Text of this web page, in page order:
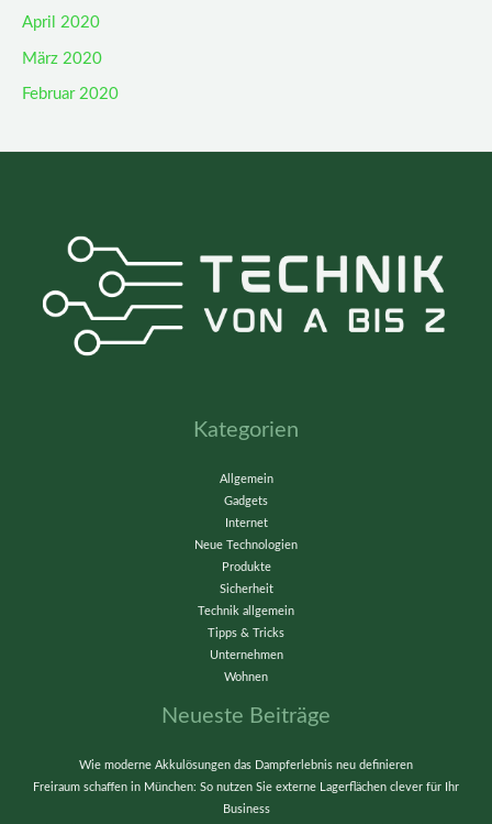
April 2020
März 2020
Februar 2020
Kategorien
Allgemein
Gadgets
Internet
Neue Technologien
Produkte
Sicherheit
Technik allgemein
Tipps & Tricks
Unternehmen
Wohnen
Neueste Beiträge
Wie moderne Akkulösungen das Dampferlebnis neu definieren
Freiraum schaffen in München: So nutzen Sie externe Lagerflächen clever für Ihr
Business